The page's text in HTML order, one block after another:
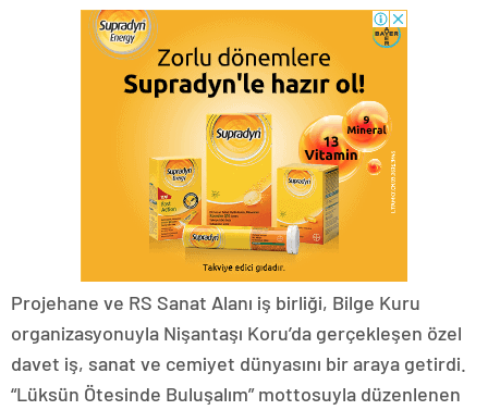
Projehane ve RS Sanat Alanı iş birliği, Bilge Kuru
organizasyonuyla Nişantaşı Koru’da gerçekleşen özel
davet iş, sanat ve cemiyet dünyasını bir araya getirdi.
“Lüksün Ötesinde Buluşalım” mottosuyla düzenlenen